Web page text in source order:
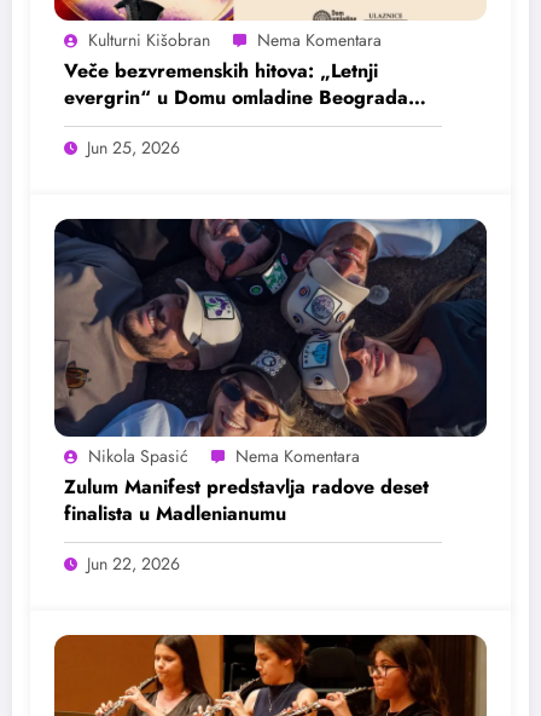
Kulturni Kišobran
Veče bezvremenskih hitova: „Letnji
evergrin“ u Domu omladine Beograda
25. juna
Jun 25, 2026
Nikola Spasić
Zulum Manifest predstavlja radove deset
finalista u Madlenianumu
Jun 22, 2026